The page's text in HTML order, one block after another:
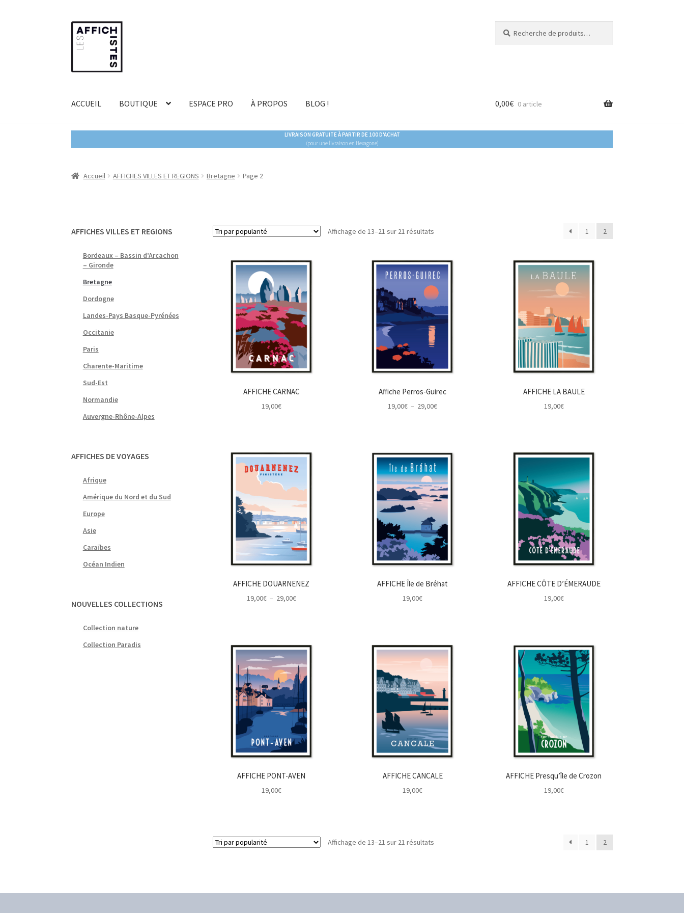
Aller
la
Aller
au
contenu
pour :
ACCUEIL BOUTIQUE ESPACE PRO À PROPOS BLOG ! 0,00€ 0 article
LIVRAISON GRATUITE À PARTIR DE 100 D'ACHAT
(pour une livraison en Hexagone)
Accueil AFFICHES VILLES ET REGIONS Bretagne Page 2
Affichage de 13–21 sur 21 résultatsTrié
1 2
AFFICHE CARNAC
19,00€
Affiche Perros-Guirec
19,00€ – 29,00€Plage
à
29,00€
AFFICHE LA BAULE
19,00€
AFFICHE DOUARNENEZ
19,00€ – 29,00€Plage
29,00€
AFFICHE Île de Bréhat
19,00€
AFFICHE CÔTE D’ÉMERAUDE
19,00€
AFFICHE PONT-AVEN
19,00€
AFFICHE CANCALE
19,00€
AFFICHE Presqu’île de Crozon
19,00€
Affichage de 13–21 sur 21 résultatsTrié
1 2
AFFICHES VILLES ET REGIONS
Bordeaux – Bassin d’Arcachon
– Gironde
Bretagne
Dordogne
Landes-Pays Basque-Pyrénées
Occitanie
Paris
Charente-Maritime
Sud-Est
Normandie
Auvergne-Rhône-Alpes
AFFICHES DE VOYAGES
Afrique
Amérique du Nord et du Sud
Europe
Asie
Caraïbes
Océan Indien
NOUVELLES COLLECTIONS
Collection nature
Collection Paradis